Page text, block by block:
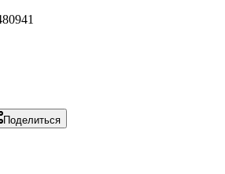
Поделиться